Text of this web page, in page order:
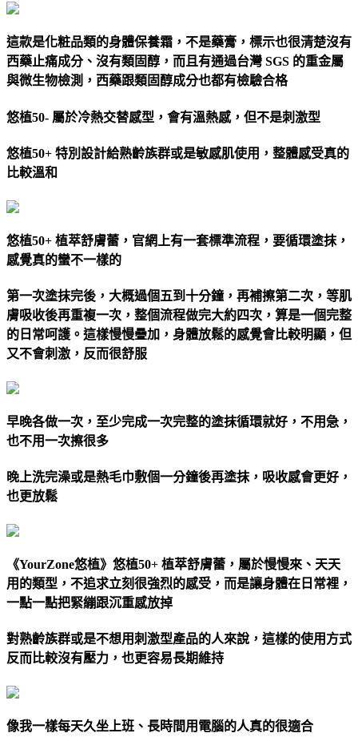
這款是化粧品類的身體保養霜，不是藥膏，標示也很清楚沒有
西藥止痛成分、沒有類固醇，而且有通過台灣 SGS 的重金屬
與微生物檢測，西藥跟類固醇成分也都有檢驗合格
悠植50- 屬於冷熱交替感型，會有溫熱感，但不是刺激型
悠植50+ 特別設計給熟齡族群或是敏感肌使用，整體感受真的
比較溫和
悠植50+ 植萃舒膚蕾，官網上有一套標準流程，要循環塗抹，
感覺真的蠻不一樣的
第一次塗抹完後，大概過個五到十分鐘，再補擦第二次，等肌
膚吸收後再重複一次，整個流程做完大約四次，算是一個完整
的日常呵護。這樣慢慢疊加，身體放鬆的感覺會比較明顯，但
又不會刺激，反而很舒服
早晚各做一次，至少完成一次完整的塗抹循環就好，不用急，
也不用一次擦很多
晚上洗完澡或是熱毛巾敷個一分鐘後再塗抹，吸收感會更好，
也更放鬆
《YourZone悠植》悠植50+ 植萃舒膚蕾，屬於慢慢來、天天
用的類型，不追求立刻很強烈的感受，而是讓身體在日常裡，
一點一點把緊繃跟沉重感放掉
對熟齡族群或是不想用刺激型產品的人來說，這樣的使用方式
反而比較沒有壓力，也更容易長期維持
像我一樣每天久坐上班、長時間用電腦的人真的很適合